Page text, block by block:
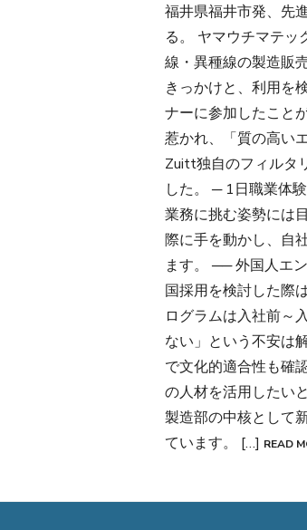
福井県福井市発、先
る。 ヤマウチマテッ
線・異種線の製造販
きっかけと、利用を
ナーに参加したこと
惹かれ、「質の高い
Zuitt独自のフィルタ
した。 ─ 1日職業体
業務に挑む姿勢には
際に手を動かし、自
ます。 ── 外国人エ
国採用を検討した際
ログラムは入社前～
ない」という不安は
で文化的適合性も確
の人材を活用したい
製造部の中核として
ています。 […] READ